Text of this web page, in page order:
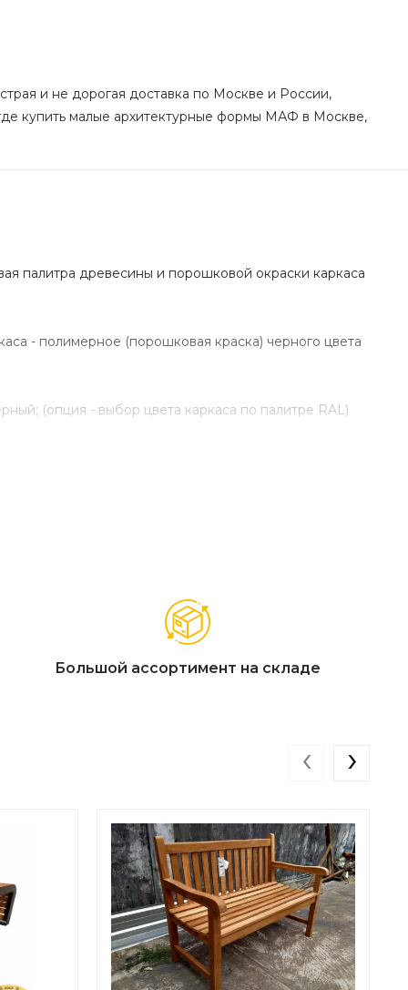
и не дорогая доставка по Москве и России,
купить малые архитектурные формы МАФ в Москве,
палитра древесины и порошковой окраски каркаса
- полимерное (порошковая краска) черного цвета
(опция - выбор цвета каркаса по палитре RAL)
Большой ассортимент на складе
‹ ›